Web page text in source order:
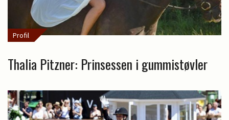
Profil
Thalia Pitzner: Prinsessen i gummistøvler